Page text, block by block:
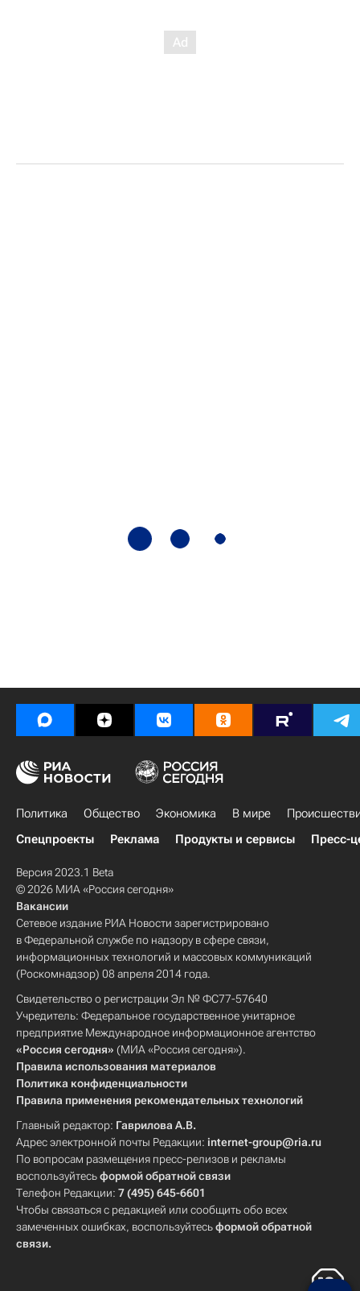
Политика Общество Экономика В мире
Спецпроекты
Реклама Продукты и сервисы Пресс-
Версия 2023.1 Beta
© 2026 МИА «Россия сегодня»
Вакансии
Сетевое издание РИА Новости зарегистрировано
в Федеральной службе по надзору в сфере связи,
информационных технологий и массовых коммуникаций
(Роскомнадзор) 08 апреля 2014 года.
Свидетельство о регистрации Эл № ФС77-57640
Учредитель: Федеральное государственное унитарное
предприятие Международное информационное агентство
«Россия сегодня» (МИА «Россия сегодня»).
Правила использования материалов
Политика конфиденциальности
Правила применения рекомендательных технологий
Главный редактор: Гаврилова А.В.
Адрес электронной почты Редакции: internet-group@ria.ru
По вопросам размещения пресс-релизов и рекламы
воспользуйтесьформой обратной связи
Телефон Редакции: 7 (495) 645-6601
Чтобы связаться с редакцией или сообщить обо всех
замеченных ошибках, воспользуйтесьформой обратной
связи.